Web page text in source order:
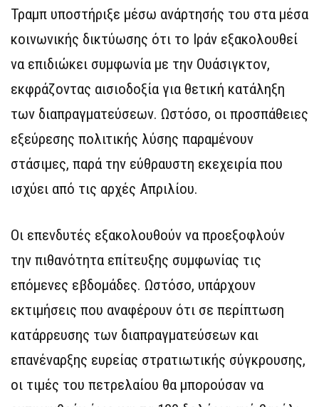
Τραμπ υποστήριξε μέσω ανάρτησής του στα μέσα
κοινωνικής δικτύωσης ότι το Ιράν εξακολουθεί
να επιδιώκει συμφωνία με την Ουάσιγκτον,
εκφράζοντας αισιοδοξία για θετική κατάληξη
των διαπραγματεύσεων. Ωστόσο, οι προσπάθειες
εξεύρεσης πολιτικής λύσης παραμένουν
στάσιμες, παρά την εύθραυστη εκεχειρία που
ισχύει από τις αρχές Απριλίου.
Οι επενδυτές εξακολουθούν να προεξοφλούν
την πιθανότητα επίτευξης συμφωνίας τις
επόμενες εβδομάδες. Ωστόσο, υπάρχουν
εκτιμήσεις που αναφέρουν ότι σε περίπτωση
κατάρρευσης των διαπραγματεύσεων και
επανέναρξης ευρείας στρατιωτικής σύγκρουσης,
οι τιμές του πετρελαίου θα μπορούσαν να